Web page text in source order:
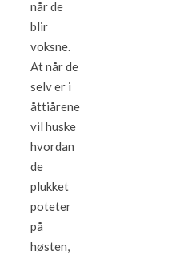
når de
blir
voksne.
At når de
selv er i
åttiårene
vil huske
hvordan
de
plukket
poteter
på
høsten,